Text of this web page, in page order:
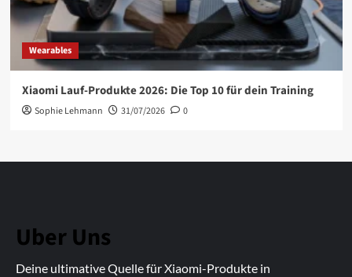
Wearables
Xiaomi Lauf-Produkte 2026: Die Top 10 für dein Training
Sophie Lehmann 31/07/2026 0
Uber Uns
Deine ultimative Quelle für Xiaomi-Produkte in